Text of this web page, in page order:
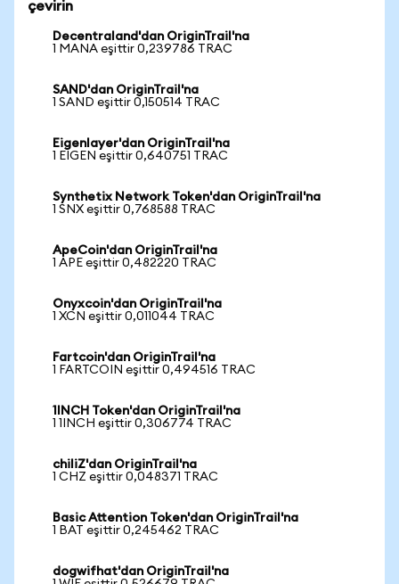
çevirin
Decentraland'dan OriginTrail'na
1 MANA eşittir 0,239786 TRAC
SAND'dan OriginTrail'na
1 SAND eşittir 0,150514 TRAC
Eigenlayer'dan OriginTrail'na
1 EIGEN eşittir 0,640751 TRAC
Synthetix Network Token'dan OriginTrail'na
1 SNX eşittir 0,768588 TRAC
ApeCoin'dan OriginTrail'na
1 APE eşittir 0,482220 TRAC
Onyxcoin'dan OriginTrail'na
1 XCN eşittir 0,011044 TRAC
Fartcoin'dan OriginTrail'na
1 FARTCOIN eşittir 0,494516 TRAC
1INCH Token'dan OriginTrail'na
1 1INCH eşittir 0,306774 TRAC
chiliZ'dan OriginTrail'na
1 CHZ eşittir 0,048371 TRAC
Basic Attention Token'dan OriginTrail'na
1 BAT eşittir 0,245462 TRAC
dogwifhat'dan OriginTrail'na